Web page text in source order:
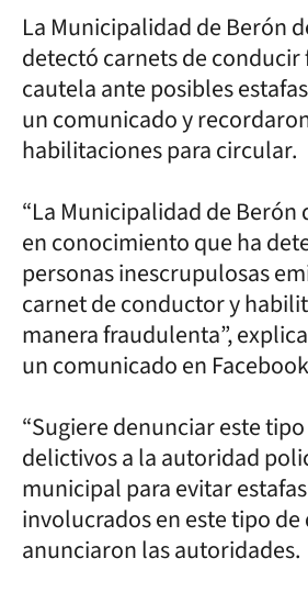
La Municipalidad de Berón
detectó carnets de conducir
cautela ante posibles
un comunicado y
habilitaciones para circular.
“La Municipalidad de Berón
en conocimiento que ha
personas inescrupulosas
carnet de conductor y
manera fraudulenta”,
un comunicado en
“Sugiere denunciar este
delictivos a la autoridad
municipal para evitar
involucrados en este tipo de
anunciaron las autoridades.